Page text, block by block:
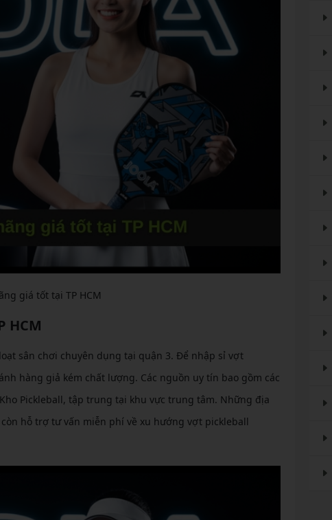
giá tốt tại TP HCM
HCM
sân chơi chuyên dụng tại quận 3. Để nhập sỉ vợt
hàng giả kém chất lượng. Các nguồn uy tín bao gồm các
Pickleball, tập trung tại khu vực trung tâm. Những địa
hỗ trợ tư vấn miễn phí về xu hướng vợt pickleball